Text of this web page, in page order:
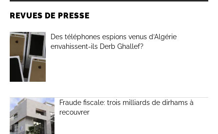
REVUES DE PRESSE
Des téléphones espions venus d’Algérie
envahissent-ils Derb Ghallef?
Fraude fiscale: trois milliards de dirhams à
recouvrer